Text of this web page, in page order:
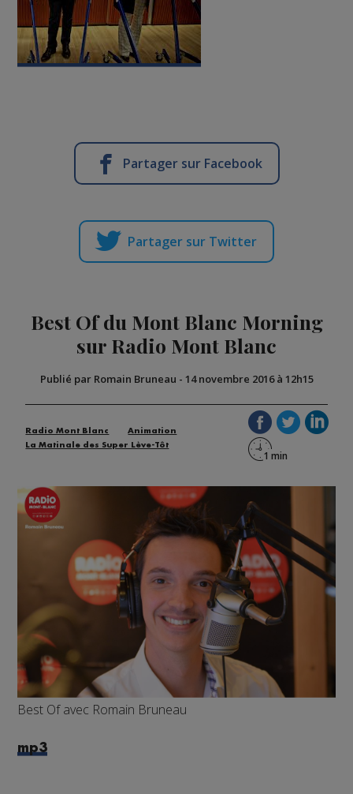
Partager sur Facebook
Partager sur Twitter
Best Of du Mont Blanc Morning
sur Radio Mont Blanc
Publié par Romain Bruneau - 14 novembre 2016 à 12h15
Radio Mont Blanc
Animation
La Matinale des Super Lève-Tôt
Best Of avec Romain Bruneau
mp3